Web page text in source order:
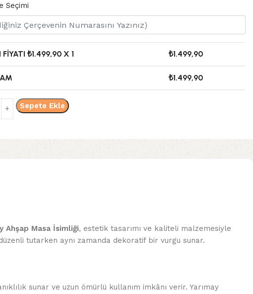
Seçimi
FIYATI ₺1.499,90 X 1 ₺1.499,90
₺1.499,90
Sepete Ekle
Ahşap Masa İsimliği, estetik tasarımı ve kaliteli malzemesiyle
tutarken aynı zamanda dekoratif bir vurgu sunar.
sunar ve uzun ömürlü kullanım imkânı verir. Yarımay